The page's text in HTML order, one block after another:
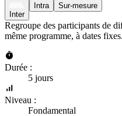
Inter
Intra Sur-mesure
Regroupe des participants de
même programme, à dates fixes.
Durée :
5 jours
Niveau :
Fondamental